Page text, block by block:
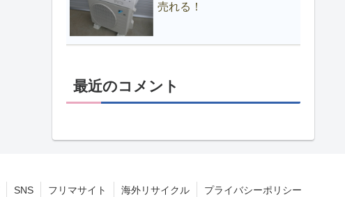
売れる！
最近のコメント
SNS フリマサイト 海外リサイクル プライバシーポリシー